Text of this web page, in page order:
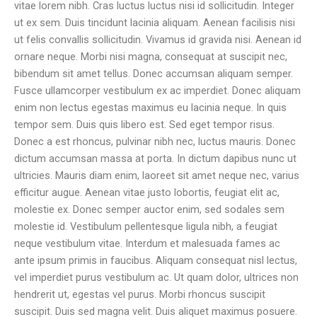
vitae lorem nibh. Cras luctus luctus nisi id sollicitudin. Integer
ut ex sem. Duis tincidunt lacinia aliquam. Aenean facilisis nisi
ut felis convallis sollicitudin. Vivamus id gravida nisi. Aenean id
ornare neque. Morbi nisi magna, consequat at suscipit nec,
bibendum sit amet tellus. Donec accumsan aliquam semper.
Fusce ullamcorper vestibulum ex ac imperdiet. Donec aliquam
enim non lectus egestas maximus eu lacinia neque. In quis
tempor sem. Duis quis libero est. Sed eget tempor risus.
Donec a est rhoncus, pulvinar nibh nec, luctus mauris. Donec
dictum accumsan massa at porta. In dictum dapibus nunc ut
ultricies. Mauris diam enim, laoreet sit amet neque nec, varius
efficitur augue. Aenean vitae justo lobortis, feugiat elit ac,
molestie ex. Donec semper auctor enim, sed sodales sem
molestie id. Vestibulum pellentesque ligula nibh, a feugiat
neque vestibulum vitae. Interdum et malesuada fames ac
ante ipsum primis in faucibus. Aliquam consequat nisl lectus,
vel imperdiet purus vestibulum ac. Ut quam dolor, ultrices non
hendrerit ut, egestas vel purus. Morbi rhoncus suscipit
suscipit. Duis sed magna velit. Duis aliquet maximus posuere.